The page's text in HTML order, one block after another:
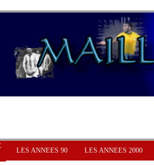
LES ANNEES 90 LES ANNEES 2000